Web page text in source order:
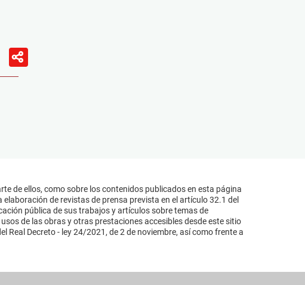
de ellos, como sobre los contenidos publicados en esta página
de revistas de prensa prevista en el artículo 32.1 del
pública de sus trabajos y artículos sobre temas de
de las obras y otras prestaciones accesibles desde este sitio
Decreto - ley 24/2021, de 2 de noviembre, así como frente a